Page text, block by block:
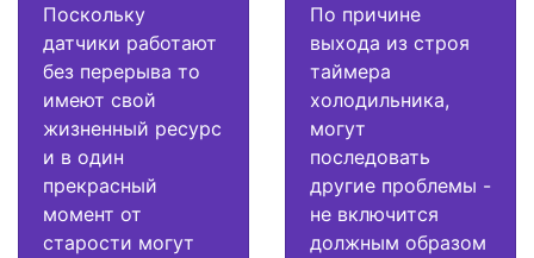
Поскольку
датчики работают
без перерыва то
имеют свой
жизненный ресурс
и в один
прекрасный
момент от
старости могут
По причине
выхода из строя
таймера
холодильника,
могут
последовать
другие проблемы -
не включится
должным образом